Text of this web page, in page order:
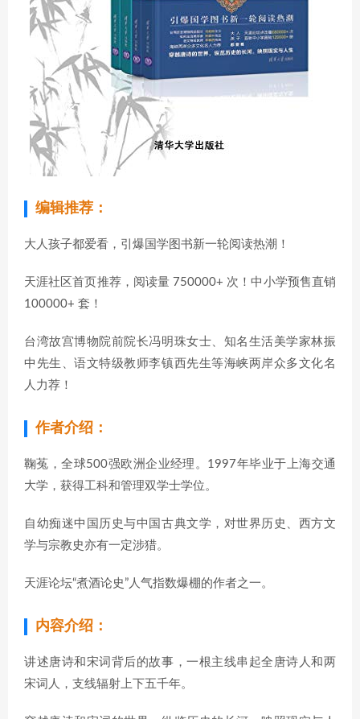
编辑推荐：
大人孩子都爱看，引爆国学图书新一轮阅读热潮！
天涯社区首页推荐，阅读量 750000+ 次！中小学预售直销
100000+ 套！
台湾故宫博物院前院长冯明珠女士、知名生活美学家林振
中先生、语文特级教师李镇西先生等海峡两岸众多文化名
人力荐！
作者介绍：
鞠菟，全球500强欧洲企业经理。1997年毕业于上海交通
大学，获得工科和管理双学士学位。
自幼痴迷中国历史与中国古典文学，对世界历史、西方文
学与宗教史亦有一定涉猎。
天涯论坛“煮酒论史”人气指数爆棚的作者之一。
内容介绍：
讲述唐诗和宋词背后的故事，一根主线串起全唐诗人和两
宋词人，支线辐射上下五千年。